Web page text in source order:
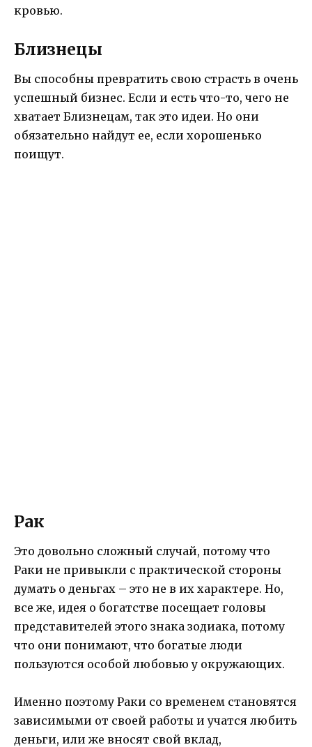
кровью.
Близнецы
Вы способны превратить свою страсть в очень
успешный бизнес. Если и есть что-то, чего не
хватает Близнецам, так это идеи. Но они
обязательно найдут ее, если хорошенько
поищут.
Рак
Это довольно сложный случай, потому что
Раки не привыкли с практической стороны
думать о деньгах – это не в их характере. Но,
все же, идея о богатстве посещает головы
представителей этого знака зодиака, потому
что они понимают, что богатые люди
пользуются особой любовью у окружающих.
Именно поэтому Раки со временем становятся
зависимыми от своей работы и учатся любить
деньги, или же вносят свой вклад,